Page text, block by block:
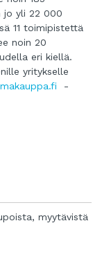
jo yli 22 000
11 toimipistettä
noin 20
eri kiellä.
yritykselle
-
myytävistä